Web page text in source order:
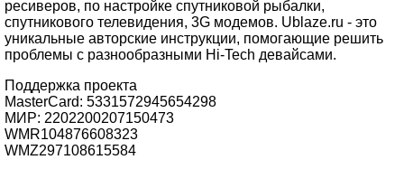
ресиверов, по настройке спутниковой рыбалки,
спутникового телевидения, 3G модемов. Ublaze.ru - это
уникальные авторские инструкции, помогающие решить
проблемы с разнообразными Hi-Tech девайсами.
Поддержка проекта
MasterCard: 5331572945654298
МИР: 2202200207150473
WMR104876608323
WMZ297108615584